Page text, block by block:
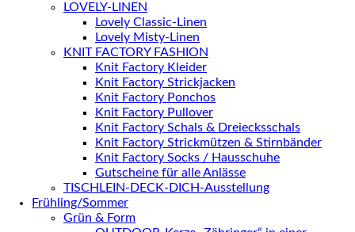
LOVELY-LINEN
Lovely Classic-Linen
Lovely Misty-Linen
KNIT FACTORY FASHION
Knit Factory Kleider
Knit Factory Strickjacken
Knit Factory Ponchos
Knit Factory Pullover
Knit Factory Schals & Dreiecksschals
Knit Factory Strickmützen & Stirnbänder
Knit Factory Socks / Hausschuhe
Gutscheine für alle Anlässe
TISCHLEIN-DECK-DICH-Ausstellung
Frühling/Sommer
Grün & Form